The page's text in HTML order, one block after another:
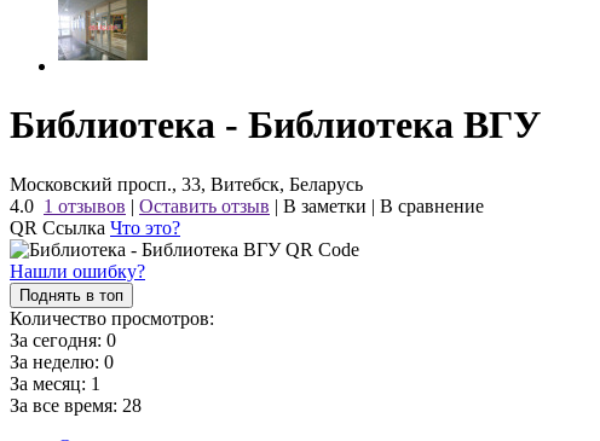
Библиотека - Библиотека ВГУ
Московский просп., 33, Витебск, Беларусь
4.0 1 отзывов | Оставить отзыв | В заметки | В сравнение
QR Ссылка Что это?
Нашли ошибку?
Поднять в топ
Количество просмотров:
За сегодня: 0
За неделю: 0
За месяц: 1
За все время: 28